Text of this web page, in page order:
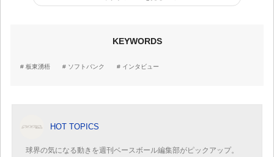
KEYWORDS
板東湧梧 ソフトバンク インタビュー
HOT TOPICS
球界の気になる動きを週刊ベースボール編集部がピックアップ。